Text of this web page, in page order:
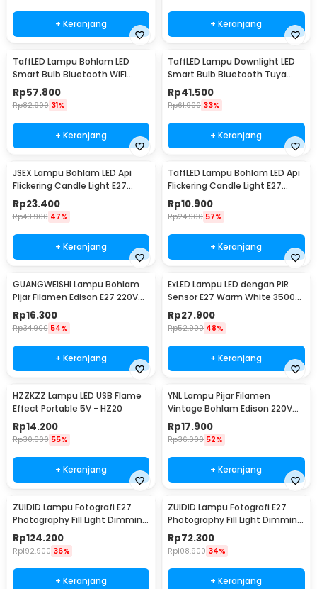
+ Keranjang + Keranjang
TaffLED Lampu Bohlam LED
Smart Bulb Bluetooth WiFi
RGBCW E27 220V 9W - A60
Rp57.800
Rp82.900 31%
+ Keranjang
TaffLED Lampu Downlight LED
Smart Bulb Bluetooth Tuya
10W RGBCW - A61
Rp41.500
Rp61.900 33%
+ Keranjang
JSEX Lampu Bohlam LED Api
Flickering Candle Light E27
Warm White 3W - CB3
Rp23.400
Rp43.900 47%
+ Keranjang
TaffLED Lampu Bohlam LED Api
Flickering Candle Light E27
Orange 3W - OM-BB-3W
Rp10.900
Rp24.900 57%
+ Keranjang
GUANGWEISHI Lampu Bohlam
Pijar Filamen Edison E27 220V
4W - ST64
Rp16.300
Rp34.900 54%
+ Keranjang
ExLED Lampu LED dengan PIR
Sensor E27 Warm White 3500K
12W - Ex01
Rp27.900
Rp52.900 48%
+ Keranjang
HZZKZZ Lampu LED USB Flame
Effect Portable 5V - HZ20
Rp14.200
Rp30.900 55%
+ Keranjang
YNL Lampu Pijar Filamen
Vintage Bohlam Edison 220V
40W - T45
Rp17.900
Rp36.900 52%
+ Keranjang
ZUIDID Lampu Fotografi E27
Photography Fill Light Dimming
with Remote 150W - Z-27
Rp124.200
Rp192.900 36%
+ Keranjang
ZUIDID Lampu Fotografi E27
Photography Fill Light Dimming
with Remote 85W - Z-27
Rp72.300
Rp108.900 34%
+ Keranjang